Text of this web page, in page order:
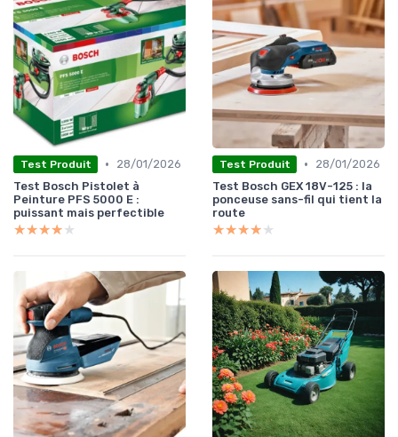
Test Produit •
28/01/2026
Test Bosch Pistolet à
Peinture PFS 5000 E :
puissant mais perfectible
★★★★★
★★★★★
Test Produit •
28/01/2026
Test Bosch GEX 18V-125 : la
ponceuse sans-fil qui tient la
route
★★★★★
★★★★★